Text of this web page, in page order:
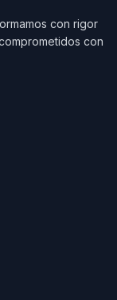
con rigor
con